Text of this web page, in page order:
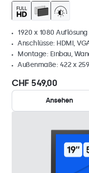
1920 x 1080
Anschlüsse: HDMI,
Montage: Einbau,
Außenmaße: 422 x
CHF 549,00
Ansehen